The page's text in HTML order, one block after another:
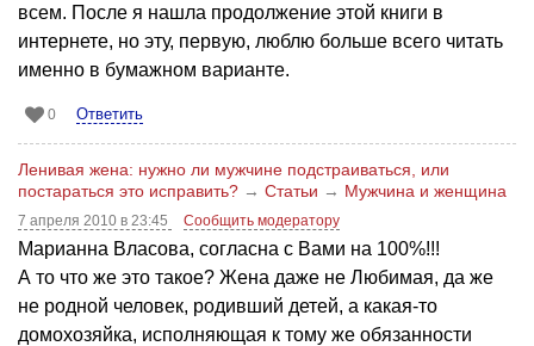
всем. После я нашла продолжение этой книги в
интернете, но эту, первую, люблю больше всего читать
именно в бумажном варианте.
0 Ответить
Ленивая жена: нужно ли мужчине подстраиваться, или
постараться это исправить? → Статьи → Мужчина и женщина
7 апреля 2010 в 23:45 Сообщить модератору
Марианна Власова, согласна с Вами на 100%!!!
А то что же это такое? Жена даже не Любимая, да же
не родной человек, родивший детей, а какая-то
домохозяйка, исполняющая к тому же обязанности